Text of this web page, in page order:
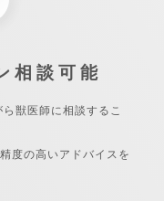
相談可能
獣医師に相談するこ
度の高いアドバイスを